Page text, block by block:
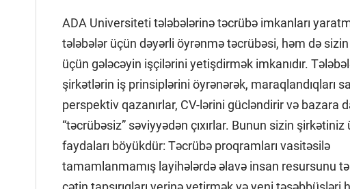
ADA Universiteti tələbələrinə təcrübə imkanları
tələbələr üçün dəyərli öyrənmə təcrübəsi, həm də sizin
üçün gələcəyin işçilərini yetişdirmək imkanıdır.
şirkətlərin iş prinsiplərini öyrənərək, maraqlandıqları
perspektiv qazanırlar, CV-lərini gücləndirir və bazara
“təcrübəsiz” səviyyədən çıxırlar. Bunun sizin şirkətiniz
faydaları böyükdür: Təcrübə proqramları vasitəsilə
tamamlanmamış layihələrdə əlavə insan resursunu